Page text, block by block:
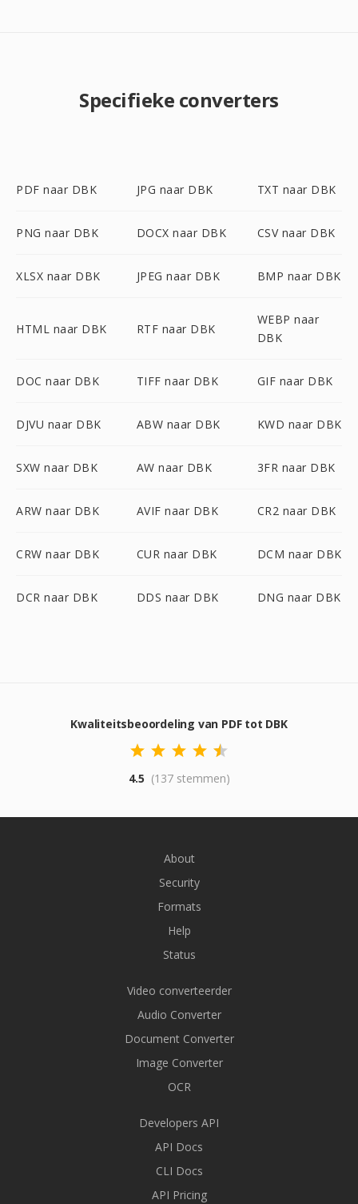
Specifieke converters
PDF naar DBK JPG naar DBK TXT naar DBK
PNG naar DBK DOCX naar DBK CSV naar DBK
XLSX naar DBK JPEG naar DBK BMP naar DBK
HTML naar DBK RTF naar DBK
WEBP naar
DBK
DOC naar DBK TIFF naar DBK GIF naar DBK
DJVU naar DBK ABW naar DBK KWD naar DBK
SXW naar DBK AW naar DBK 3FR naar DBK
ARW naar DBK AVIF naar DBK CR2 naar DBK
CRW naar DBK CUR naar DBK DCM naar DBK
DCR naar DBK DDS naar DBK DNG naar DBK
Kwaliteitsbeoordeling van PDF tot DBK
4.5 (137 stemmen)
About
Security
Formats
Help
Status
Video converteerder
Audio Converter
Document Converter
Image Converter
OCR
Developers API
API Docs
CLI Docs
API Pricing